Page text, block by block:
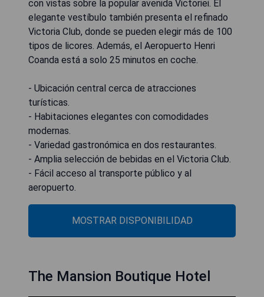
con vistas sobre la popular avenida Victoriei. El
elegante vestíbulo también presenta el refinado
Victoria Club, donde se pueden elegir más de 100
tipos de licores. Además, el Aeropuerto Henri
Coanda está a solo 25 minutos en coche.
- Ubicación central cerca de atracciones
turísticas.
- Habitaciones elegantes con comodidades
modernas.
- Variedad gastronómica en dos restaurantes.
- Amplia selección de bebidas en el Victoria Club.
- Fácil acceso al transporte público y al
aeropuerto.
MOSTRAR DISPONIBILIDAD
The Mansion Boutique Hotel